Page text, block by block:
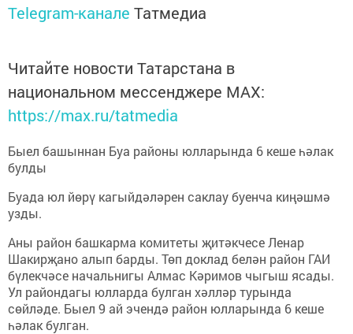
Telegram-канале Татмедиа
Читайте новости Татарстана в
национальном мессенджере MАХ:
https://max.ru/tatmedia
Быел башыннан Буа районы юлларында 6 кеше һәлак
булды
Буада юл йөрү кагыйдәләрен саклау буенча киңәшмә
узды.
Аны район башкарма комитеты җитәкчесе Ленар
Шакирҗано алып барды. Төп доклад белән район ГАИ
бүлекчәсе начальнигы Алмас Кәримов чыгыш ясады.
Ул райондагы юлларда булган хәлләр турында
сөйләде. Быел 9 ай эчендә район юлларында 6 кеше
һәлак булган.